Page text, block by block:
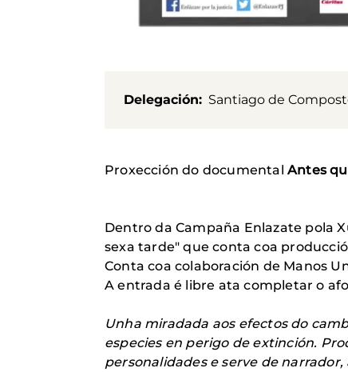
Delegación Santiago de
Proxección do documental Antes
Dentro da Campaña Enlazate pola
sexa tarde" que conta coa
Conta coa colaboración de Manos
A entrada é libre ata completar o
Unha miradada aos efectos do
especies en perigo de extinción.
personalidades e serve de